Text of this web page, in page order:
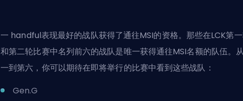
一 handful表现最好的战队获得了通往MSI的资格。那些在LCK第
和第二轮比赛中名列前六的战队是唯一获得通往MSI名额的队伍。
一到第六，你可以期待在即将举行的比赛中看到这些战队：
Gen.G